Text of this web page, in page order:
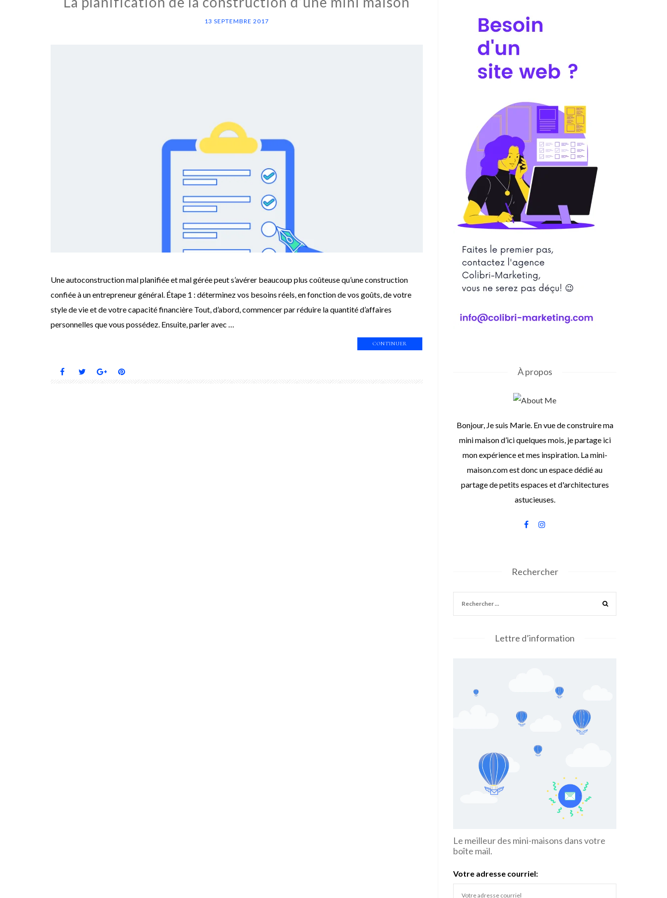
13 SEPTEMBRE 2017
Une autoconstruction mal planifiée et mal gérée peut s’avérer beaucoup plus coûteuse qu’une construction
confiée à un entrepreneur général. Étape 1 : déterminez vos besoins réels, en fonction de vos goûts, de votre
style de vie et de votre capacité financière Tout, d’abord, commencer par réduire la quantité d’affaires
personnelles que vous possédez. Ensuite, parler avec …
CONTINUER
À propos
Bonjour, Je suis Marie. En vue de construire ma
mini maison d’ici quelques mois, je partage ici
mon expérience et mes inspiration. La mini-
maison.com est donc un espace dédié au
partage de petits espaces et d'architectures
astucieuses.
Rechercher
Lettre d’information
Le meilleur des mini-maisons dans votre
boîte mail.
Votre adresse courriel: